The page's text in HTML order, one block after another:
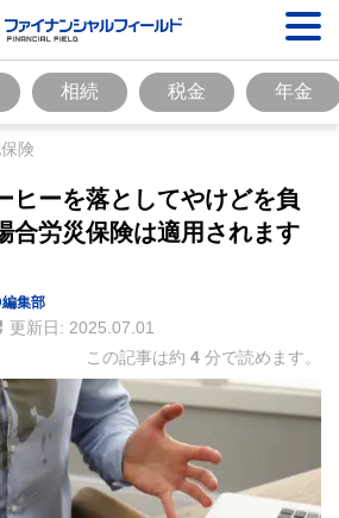
相続 税金 年金
険
ヒーを落としてやけどを負
合労災保険は適用されます
集部
更新日: 2025.07.01
この記事は約 4 分で読めます。